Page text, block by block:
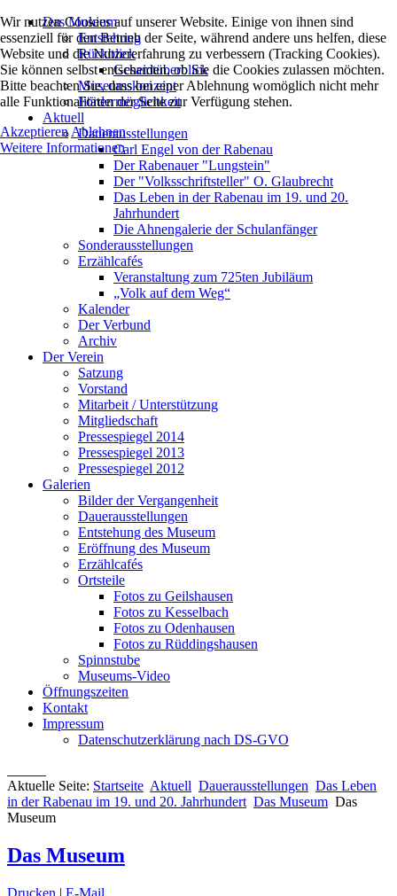
Das Museum
Entstehung
Rückblick
Gesamtüberblick
Museumskonzept
Fördermöglichkeit
Aktuell
Dauerausstellungen
Carl Engel von der Rabenau
Der Rabenauer "Lungstein"
Der "Volksschriftsteller" O. Glaubrecht
Das Leben in der Rabenau im 19. und 20.
Jahrhundert
Die Ahnengalerie der Schulanfänger
Sonderausstellungen
Erzählcafés
Veranstaltung zum 725ten Jubiläum
„Volk auf dem Weg“
Kalender
Der Verbund
Archiv
Der Verein
Satzung
Vorstand
Mitarbeit / Unterstützung
Mitgliedschaft
Pressespiegel 2014
Pressespiegel 2013
Pressespiegel 2012
Galerien
Bilder der Vergangenheit
Dauerausstellungen
Entstehung des Museum
Eröffnung des Museum
Erzählcafés
Ortsteile
Fotos zu Geilshausen
Fotos zu Kesselbach
Fotos zu Odenhausen
Fotos zu Rüddingshausen
Spinnstube
Museums-Video
Öffnungszeiten
Kontakt
Impressum
Datenschutzerklärung nach DS-GVO
Aktuelle Seite: Startseite Aktuell Dauerausstellungen Das Leben
in der Rabenau im 19. und 20. Jahrhundert Das Museum Das
Museum
Das Museum
Drucken | E-Mail
Wir nutzen Cookies auf unserer Website. Einige von ihnen sind
essenziell für den Betrieb der Seite, während andere uns helfen, diese
Website und die Nutzererfahrung zu verbessern (Tracking Cookies).
Sie können selbst entscheiden, ob Sie die Cookies zulassen möchten.
Bitte beachten Sie, dass bei einer Ablehnung womöglich nicht mehr
alle Funktionalitäten der Seite zur Verfügung stehen.
Akzeptieren Ablehnen
Weitere Informationen